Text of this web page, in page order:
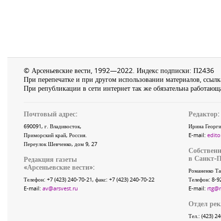
© Арсеньевские вести, 1992—2022. Индекс подписки: П2436
При перепечатке и при другом использовании материалов,
При републикации в сети интернет так же обязательна
Почтовый адрес:
690091, г. Владивосток,
Приморский край, Россия.
Переулок Шевченко, дом 9, 27
Редакция газеты
«Арсеньевские вести»:
Телефон: +7 (423) 240-70-21, факс: +7 (423) 240-70-22
E-mail: av@arsvest.ru
Редактор:
Ирина
E-mail:
в Санкт-
Романенко
Телефон: 8-
E-mail:
Отдел
Тел.: (423)